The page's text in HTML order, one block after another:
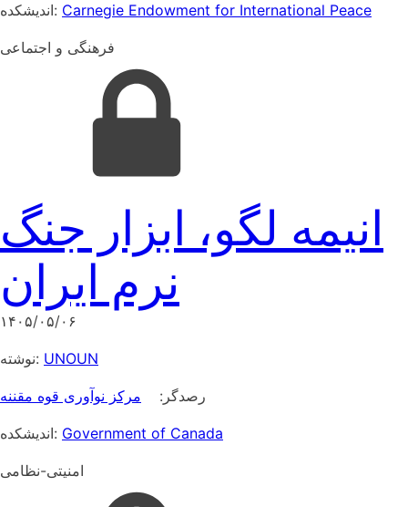
اندیشکده: Carnegie Endowment for International Peace
فرهنگی و اجتماعی
انیمه لگو، ابزار جنگ
نرم ایران
۱۴۰۵/۰۵/۰۶
نوشته: UNOUN
رصدگر: مرکز نوآوری قوه مقننه
اندیشکده: Government of Canada
امنیتی-نظامی